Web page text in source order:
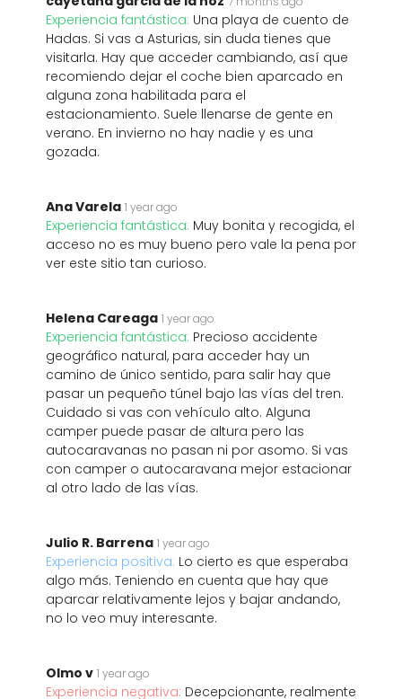
Experiencia fantástica: Una playa de cuento de
Hadas. Si vas a Asturias, sin duda tienes que
visitarla. Hay que acceder cambiando, así que
recomiendo dejar el coche bien aparcado en
alguna zona habilitada para el
estacionamiento. Suele llenarse de gente en
verano. En invierno no hay nadie y es una
gozada.
Ana Varela 1 year ago
Experiencia fantástica: Muy bonita y recogida, el
acceso no es muy bueno pero vale la pena por
ver este sitio tan curioso.
Helena Careaga 1 year ago
Experiencia fantástica: Precioso accidente
geográfico natural, para acceder hay un
camino de único sentido, para salir hay que
pasar un pequeño túnel bajo las vías del tren.
Cuidado si vas con vehículo alto. Alguna
camper puede pasar de altura pero las
autocaravanas no pasan ni por asomo. Si vas
con camper o autocaravana mejor estacionar
al otro lado de las vías.
Julio R. Barrena 1 year ago
Experiencia positiva: Lo cierto es que esperaba
algo más. Teniendo en cuenta que hay que
aparcar relativamente lejos y bajar andando,
no lo veo muy interesante.
Olmo v 1 year ago
Experiencia negativa: Decepcionante, realmente